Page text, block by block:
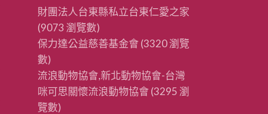
財團法人台東縣私立台東仁愛之家
(9073 瀏覽數)
保力達公益慈善基金會 (3320 瀏覽
數)
流浪動物協會,新北動物協會-台灣
咪可思關懷流浪動物協會 (3295 瀏
覽數)